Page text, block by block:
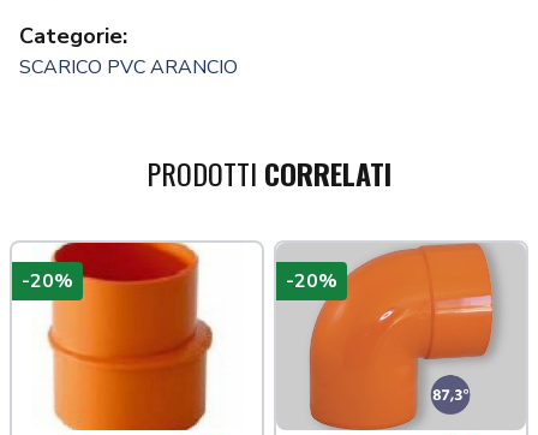
Categorie:
SCARICO PVC ARANCIO
PRODOTTI CORRELATI
più tardi
-20% -20%